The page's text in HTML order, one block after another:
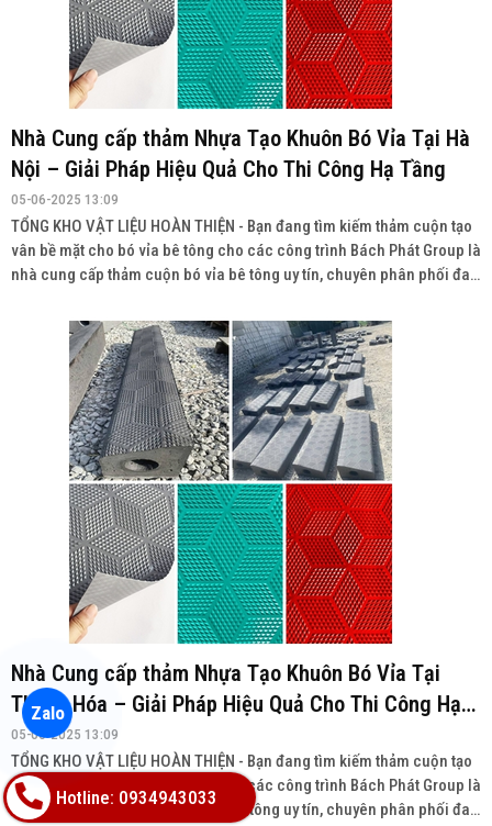
Nhà Cung cấp thảm Nhựa Tạo Khuôn Bó Vỉa Tại Hà
Nội – Giải Pháp Hiệu Quả Cho Thi Công Hạ Tầng
05-06-2025 13:09
TỔNG KHO VẬT LIỆU HOÀN THIỆN - Bạn đang tìm kiếm thảm cuộn tạo
vân bề mặt cho bó vỉa bê tông cho các công trình Bách Phát Group là
nhà cung cấp thảm cuộn bó vỉa bê tông uy tín, chuyên phân phối đa
toàn quốc.
Nhà Cung cấp thảm Nhựa Tạo Khuôn Bó Vỉa Tại
Thanh Hóa – Giải Pháp Hiệu Quả Cho Thi Công Hạ
Tầng
05-06-2025 13:09
TỔNG KHO VẬT LIỆU HOÀN THIỆN - Bạn đang tìm kiếm thảm cuộn tạo
vân bề mặt cho bó vỉa bê tông cho các công trình Bách Phát Group là
nhà cung cấp thảm cuộn bó vỉa bê tông uy tín, chuyên phân phối đa
Hotline: 0934943033
Zalo